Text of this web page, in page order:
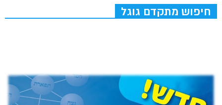
חיפוש מתקדם גוגל